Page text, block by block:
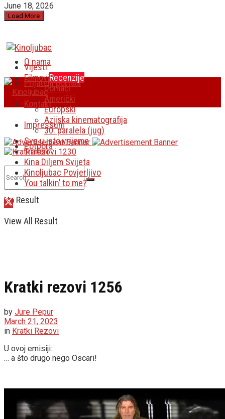
June 18, 2026
Load More
O nama
Prijatelji portala
Kontakt
Impressum
Potpora
No Result
View All Result
Vijesti
FilmoviRecenzije
Domaći
Američki
Europski
Azijska kinematografija
30. paralela (jug)
Sve u isto vrijeme
Traileri
Kina Diljem Svijeta
Kinoljubac Povjerljivo
You talkin’ to me?
Kratki rezovi 1256
by Jure Pepur
March 21, 2023
in Kratki Rezovi
U ovoj emisiji:
… a što drugo nego Oscari!